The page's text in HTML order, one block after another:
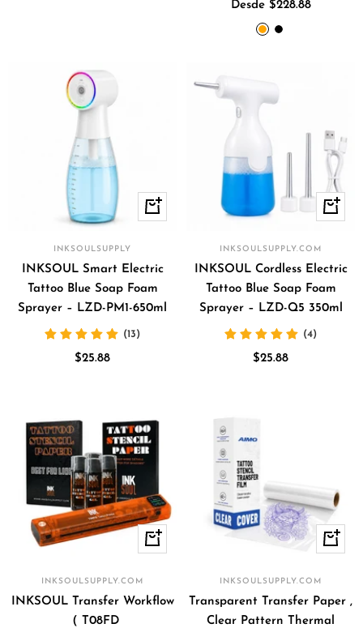
Precio
Desde $228.88
Orange
BLACK
+
INKSOULSUPPLY
INKSOUL Smart Electric
Tattoo Blue Soap Foam
Sprayer – LZD-PM1-650ml
(13)
Precio
$25.88
+
INKSOULSUPPLY.COM
INKSOUL Cordless Electric
Tattoo Blue Soap Foam
Sprayer – LZD-Q5 350ml
(4)
Precio
$25.88
Vista
INKSOULSUPPLY.COM
INKSOUL Transfer Workflow
（ T08FD
+
INKSOULSUPPLY.COM
Transparent Transfer Paper ,
Clear Pattern Thermal